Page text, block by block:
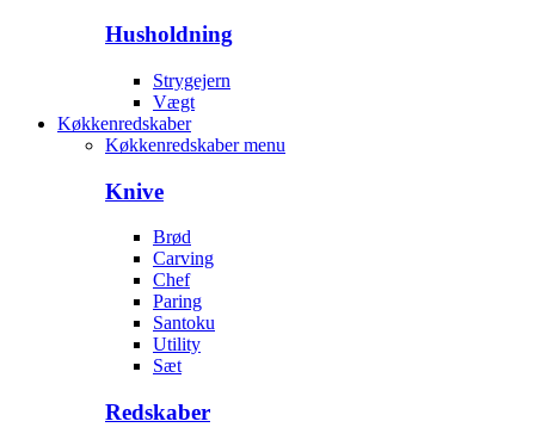
Husholdning
Strygejern
Vægt
Køkkenredskaber
Køkkenredskaber menu
Knive
Brød
Carving
Chef
Paring
Santoku
Utility
Sæt
Redskaber